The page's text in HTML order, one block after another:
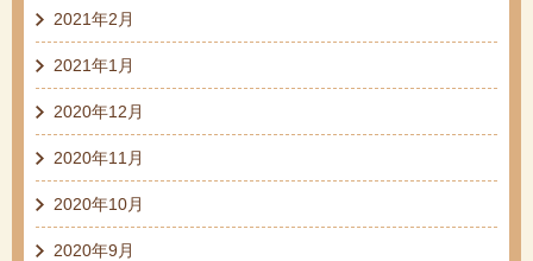
2021年2月
2021年1月
2020年12月
2020年11月
2020年10月
2020年9月